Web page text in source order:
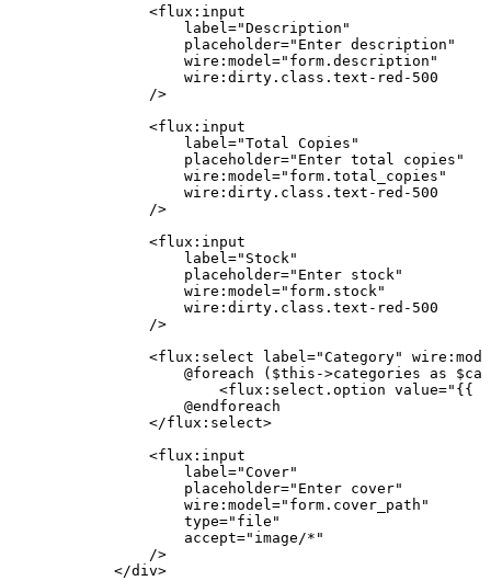
                <
flux : input
                    label
="Description"
                    placeholder
="Enter description"
                    wire
: model="form.description"
                    wire
: dirty . class . text - red - 500
                />
                <
flux : input
                    label
="Total Copies"
                    placeholder
="Enter total copies"
                    wire
: model="form.total_copies"
                    wire
: dirty . class . text - red - 500
                />
                <
flux : input
                    label
="Stock"
                    placeholder
="Enter stock"
                    wire
: model="form.stock"
                    wire
: dirty . class . text - red - 500
                />
                <
flux : select label="Category" wire :
                    @foreach
( $this ->categories as
                        <
flux : select . option value="{{
                    @endforeach
                </
flux : select>
                <
flux : input
                    label
="Cover"
                    placeholder
="Enter cover"
                    wire
: model="form.cover_path"
                    type
="file"
                    accept
="image/*"
                />
            </
div>